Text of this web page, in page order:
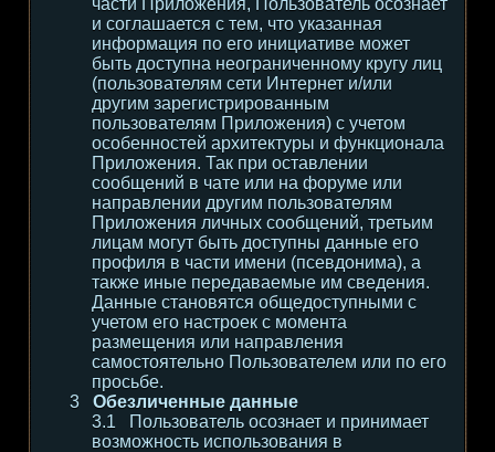
части Приложения, Пользователь осознает
и соглашается с тем, что указанная
информация по его инициативе может
быть доступна неограниченному кругу лиц
(пользователям сети Интернет и/или
другим зарегистрированным
пользователям Приложения) с учетом
особенностей архитектуры и функционала
Приложения. Так при оставлении
сообщений в чате или на форуме или
направлении другим пользователям
Приложения личных сообщений, третьим
лицам могут быть доступны данные его
профиля в части имени (псевдонима), а
также иные передаваемые им сведения.
Данные становятся общедоступными с
учетом его настроек с момента
размещения или направления
самостоятельно Пользователем или по его
просьбе.
Обезличенные данные
Пользователь осознает и принимает
возможность использования в